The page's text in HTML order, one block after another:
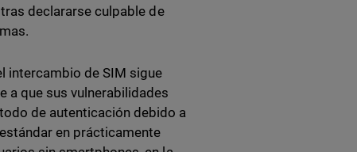
declararse culpable de
intercambio de SIM sigue
a que sus vulnerabilidades
de autenticación debido a
en prácticamente